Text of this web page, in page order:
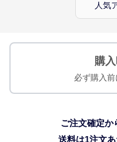
人気
購
必ず購入前
ご注文確定か
送料は1注文あ